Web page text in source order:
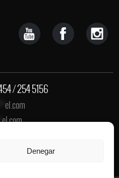
Denegar
/ 254 5156
el.com
el.com